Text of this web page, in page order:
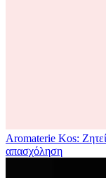
Aromaterie Kos:
απασχόληση